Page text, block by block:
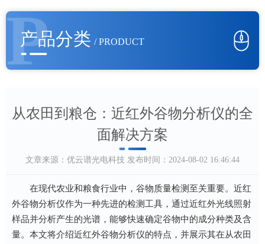
P
产品分类 / PRODUCT
从农田到粮仓：近红外谷物分析仪的全
面解决方案
文章来源： 优云谱光电科技 发布时间：2024-08-02 16:46:44
在现代农业和粮食行业中，谷物质量检测至关重要。近红
外谷物分析仪作为一种先进的检测工具，通过近红外光线照射
样品并分析产生的光谱，能够快速确定谷物中的成分种类及含
量。本文将介绍近红外谷物分析仪的特点，并展示其在从农田